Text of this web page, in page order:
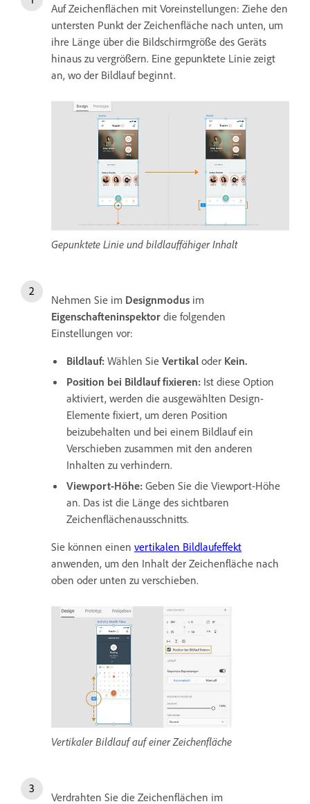
Auf Zeichenflächen mit Voreinstellungen: Ziehe den
untersten Punkt der Zeichenfläche nach unten, um
ihre Länge über die Bildschirmgröße des Geräts
hinaus zu vergrößern. Eine gepunktete Linie zeigt
an, wo der Bildlauf beginnt.
Gepunktete Linie und bildlauffähiger Inhalt
Nehmen Sie im Designmodus im
Eigenschafteninspektor die folgenden
Einstellungen vor:
Bildlauf: Wählen Sie Vertikal oder Kein.
Position bei Bildlauf fixieren: Ist diese Option
aktiviert, werden die ausgewählten Design-
Elemente fixiert, um deren Position
beizubehalten und bei einem Bildlauf ein
Verschieben zusammen mit den anderen
Inhalten zu verhindern.
Viewport-Höhe: Geben Sie die Viewport-Höhe
an. Das ist die Länge des sichtbaren
Zeichenflächenausschnitts.
Sie können einen vertikalen Bildlaufeffekt
anwenden, um den Inhalt der Zeichenfläche nach
oben oder unten zu verschieben.
Vertikaler Bildlauf auf einer Zeichenfläche
Verdrahten Sie die Zeichenflächen im